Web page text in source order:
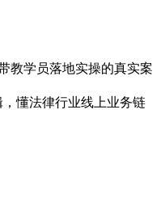
教学员落地实操的真实案
懂法律行业线上业务链